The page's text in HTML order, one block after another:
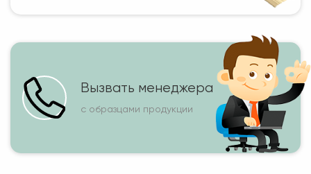
Вызвать менеджера
с образцами продукции